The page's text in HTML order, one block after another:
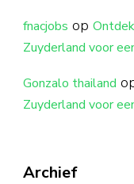
fnacjobs op
Zuyderland voor
Gonzalo thailand
Zuyderland voor
Archief